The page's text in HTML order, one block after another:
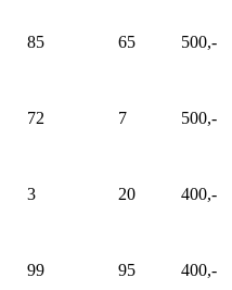
85 65 500,-
72 7 500,-
3 20 400,-
99 95 400,-